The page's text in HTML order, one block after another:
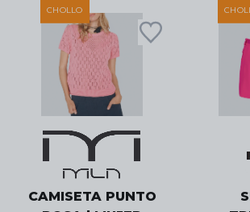
CHOLLO
CAMISETA PUNTO